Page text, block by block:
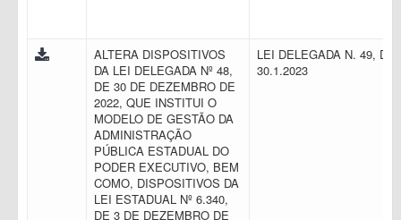
ALTERA DISPOSITIVOS
DA LEI DELEGADA Nº 48,
DE 30 DE DEZEMBRO DE
2022, QUE INSTITUI O
MODELO DE GESTÃO DA
ADMINISTRAÇÃO
PÚBLICA ESTADUAL DO
PODER EXECUTIVO, BEM
COMO, DISPOSITIVOS DA
LEI ESTADUAL Nº 6.340,
DE 3 DE DEZEMBRO DE
LEI DELEGADA N. 49, DE
30.1.2023